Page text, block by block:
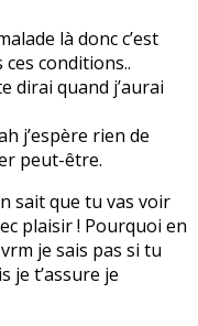
là donc c’est
conditions..
dirai quand j’aurai
j’espère rien de
peut-être.
sait que tu vas voir
plaisir ! Pourquoi en
je sais pas si tu
je t’assure je